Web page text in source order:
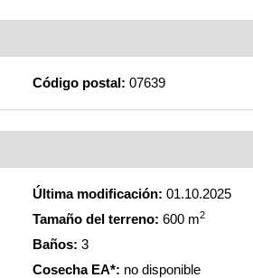
Código postal: 07639
Última modificación: 01.10.2025
Tamaño del terreno: 600 m2
Baños: 3
Cosecha EA*: no disponible